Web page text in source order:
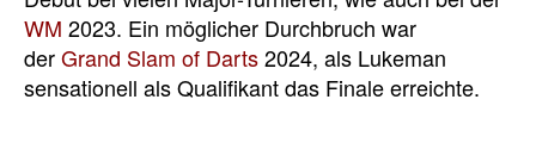
WM 2023. Ein möglicher Durchbruch war
derGrand Slam of Darts2024, als Lukeman
sensationell als Qualifikant das Finale erreichte.